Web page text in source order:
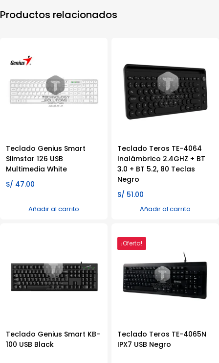
Productos relacionados
Teclado Genius Smart
Slimstar 126 USB
Multimedia White
S/ 47.00
Añadir al carrito
Teclado Teros TE-4064
Inalámbrico 2.4GHZ + BT
3.0 + BT 5.2, 80 Teclas
Negro
S/ 51.00
Añadir al carrito
Teclado Genius Smart KB-
100 USB Black
¡Oferta!
Teclado Teros TE-4065N
IPX7 USB Negro